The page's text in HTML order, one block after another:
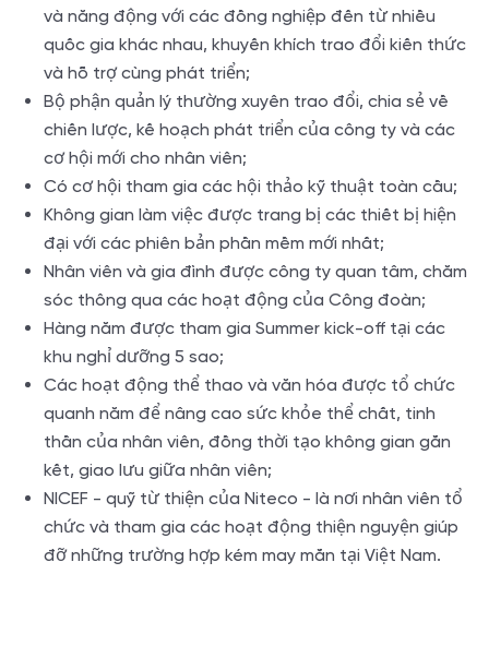
và năng động với các đồng nghiệp đến từ nhiều
quốc gia khác nhau, khuyến khích trao đổi kiến thức
và hỗ trợ cùng phát triển;
Bộ phận quản lý thường xuyên trao đổi, chia sẻ về
chiến lược, kế hoạch phát triển của công ty và các
cơ hội mới cho nhân viên;
Có cơ hội tham gia các hội thảo kỹ thuật toàn cầu;
Không gian làm việc được trang bị các thiết bị hiện
đại với các phiên bản phần mềm mới nhất;
Nhân viên và gia đình được công ty quan tâm, chăm
sóc thông qua các hoạt động của Công đoàn;
Hàng năm được tham gia Summer kick-off tại các
khu nghỉ dưỡng 5 sao;
Các hoạt động thể thao và văn hóa được tổ chức
quanh năm để nâng cao sức khỏe thể chất, tinh
thần của nhân viên, đồng thời tạo không gian gắn
kết, giao lưu giữa nhân viên;
NICEF - quỹ từ thiện của Niteco - là nơi nhân viên tổ
chức và tham gia các hoạt động thiện nguyện giúp
đỡ những trường hợp kém may mắn tại Việt Nam.